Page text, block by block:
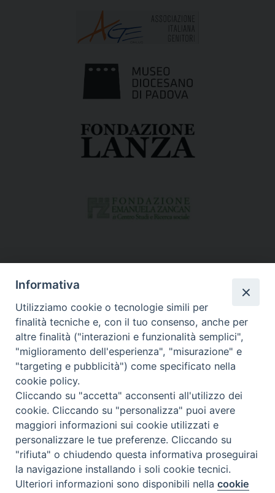
MATERIALE PROMOZIONE IRC
Informativa
Utilizziamo cookie o tecnologie simili per
finalità tecniche e, con il tuo consenso, anche per
altre finalità ("interazioni e funzionalità semplici",
"miglioramento dell'esperienza", "misurazione" e
"targeting e pubblicità") come specificato nella
cookie policy.
Cliccando su "accetta" acconsenti all'utilizzo dei
cookie. Cliccando su "personalizza" puoi avere
maggiori informazioni sui cookie utilizzati e
personalizzare le tue preferenze. Cliccando su
"rifiuta" o chiudendo questa informativa proseguirai
la navigazione installando i soli cookie tecnici.
Ulteriori informazioni sono disponibili nellacookie